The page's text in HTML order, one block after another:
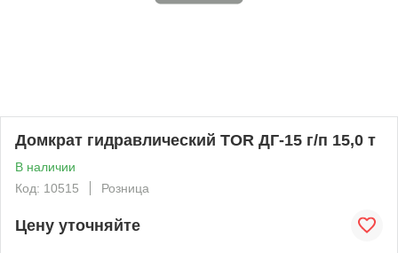
Домкрат гидравлический TOR ДГ-15 г/п 15,0 т
В наличии
Код: 10515
Розница
Цену уточняйте